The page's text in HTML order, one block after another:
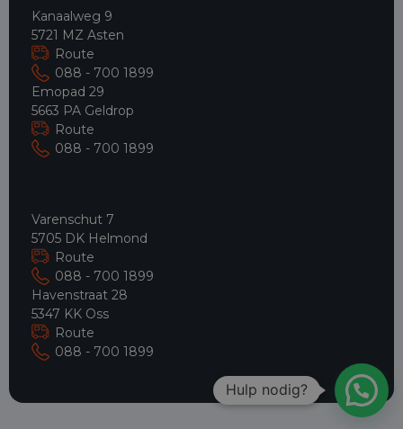
Kanaalweg 9
5721 MZ Asten
Route
088 - 700 1899
Emopad 29
5663 PA Geldrop
Route
088 - 700 1899
Varenschut 7
5705 DK Helmond
Route
088 - 700 1899
Havenstraat 28
5347 KK Oss
Route
088 - 700 1899
Hulp nodig?